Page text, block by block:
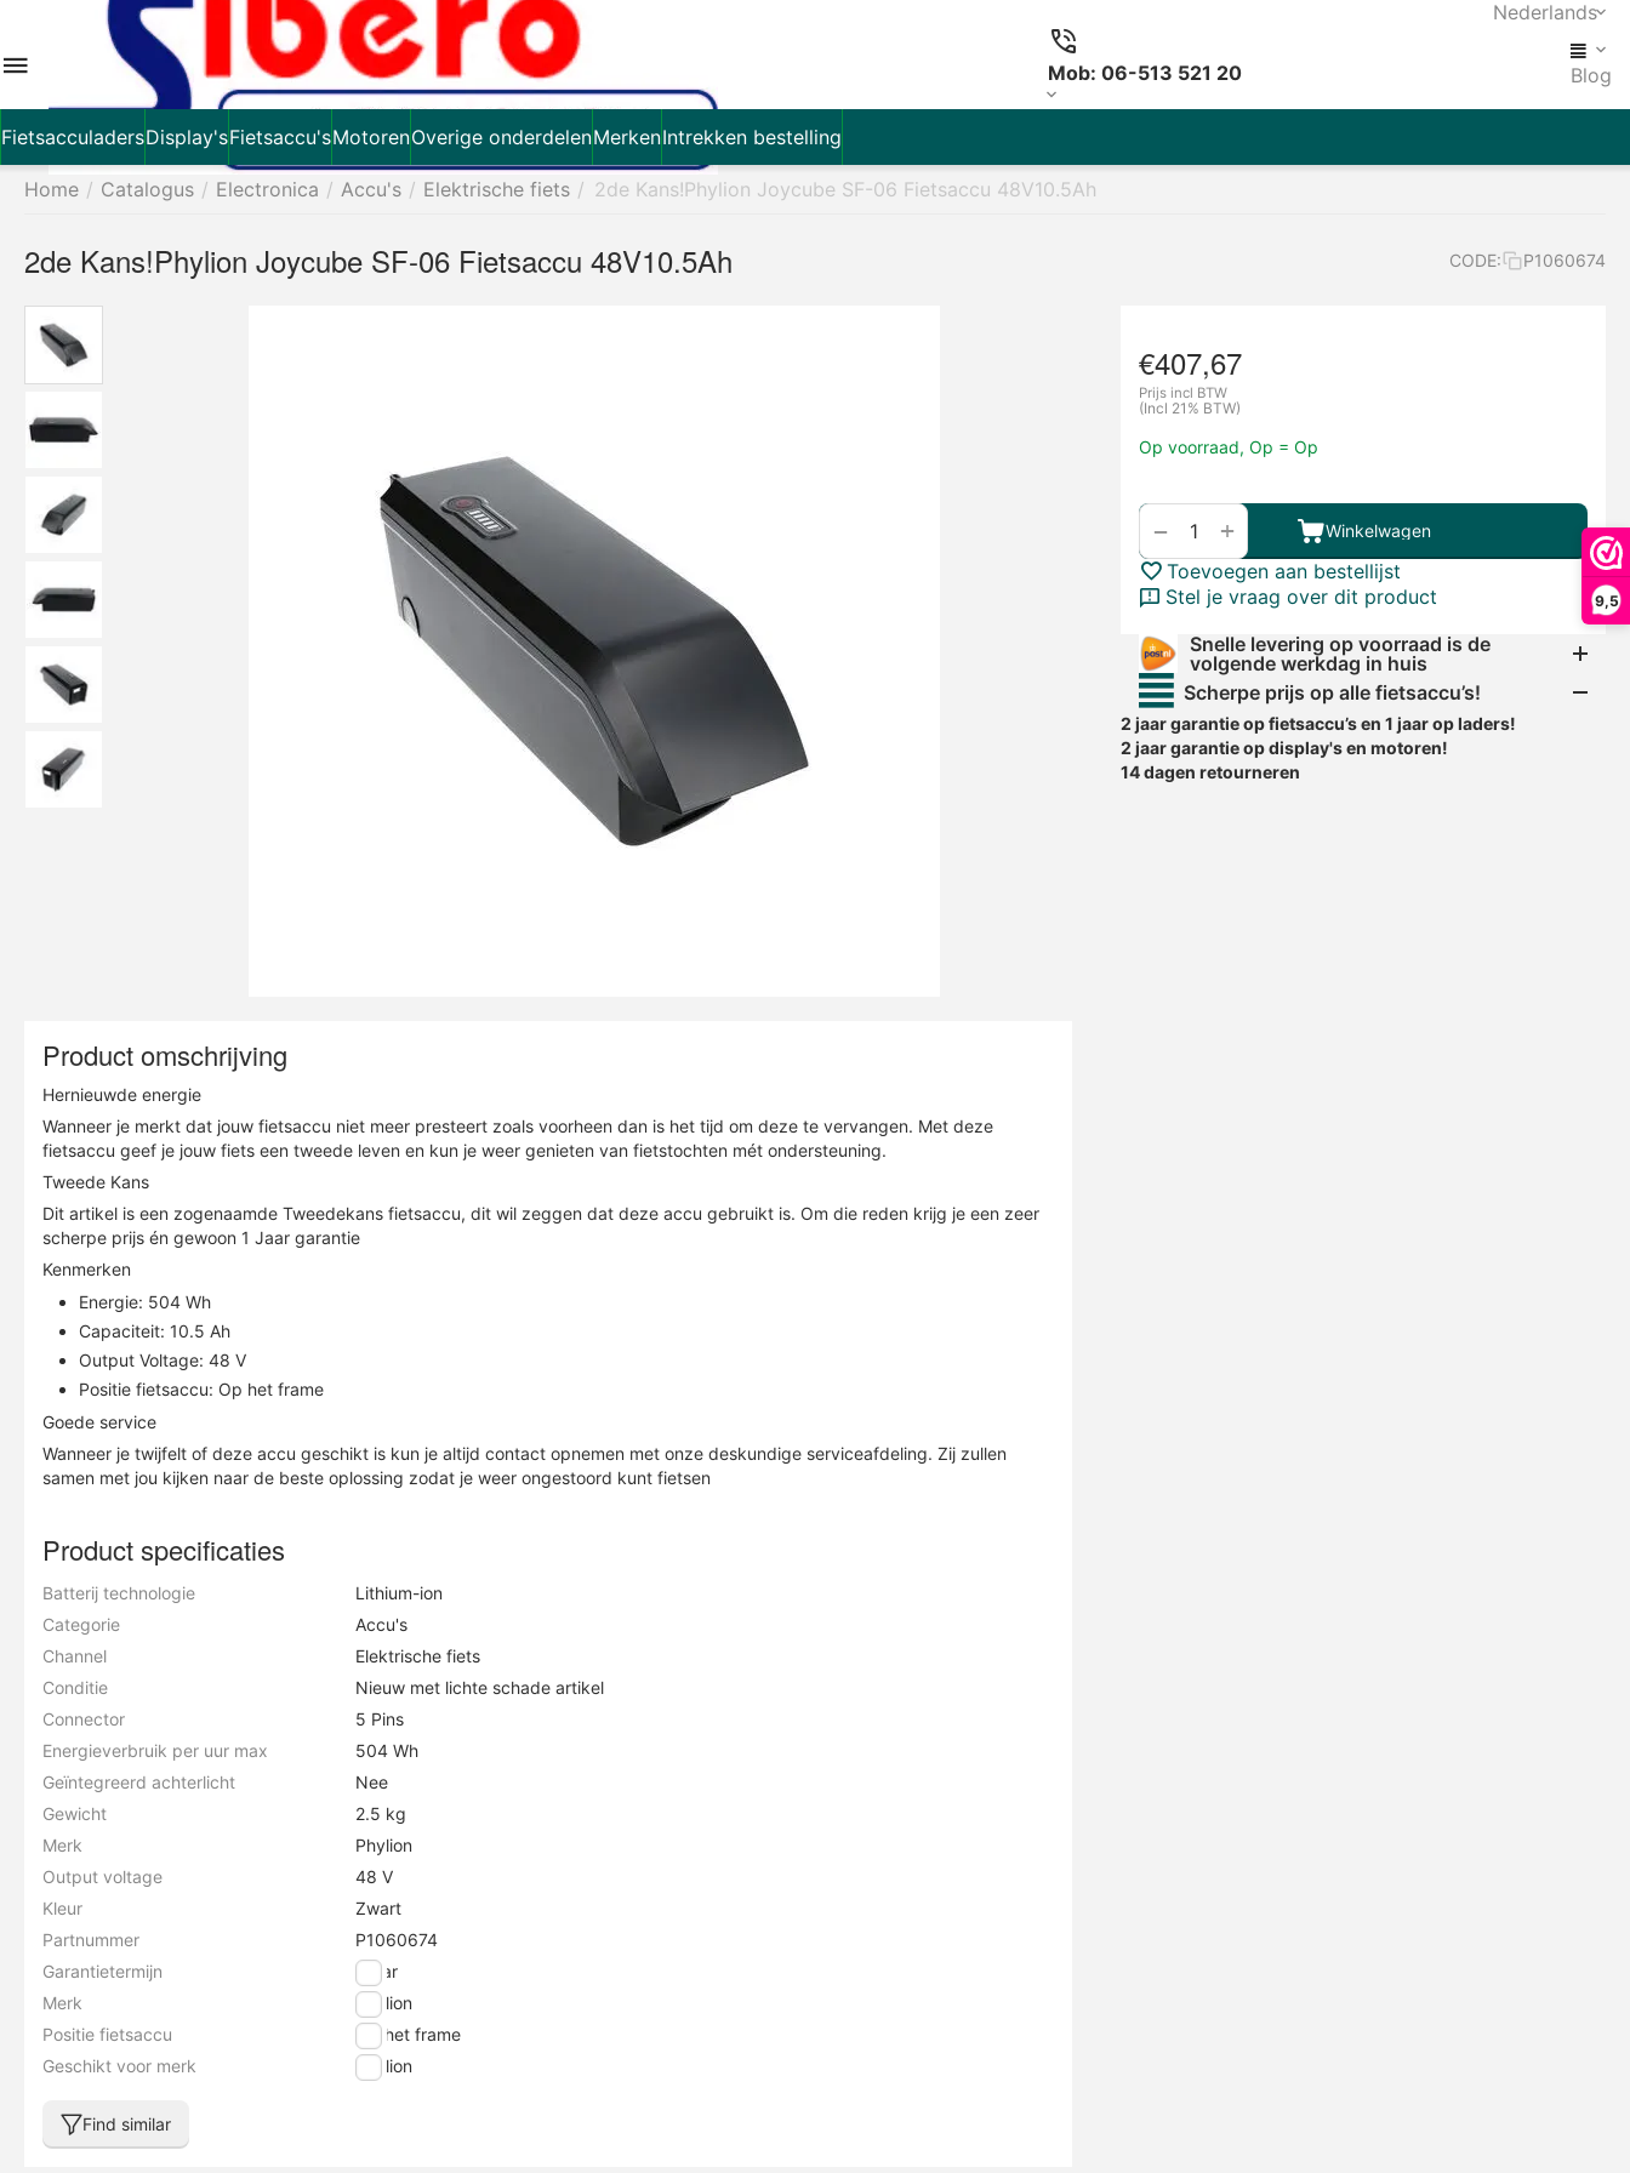
9,5
Nederlands
Mob: 06-513 521 20 Blog
FietsacculadersDisplay'sFietsaccu'sMotorenOverige onderdelenMerkenIntrekken bestelling
Home / Catalogus / Electronica / Accu's / Elektrische fiets / 2de Kans!Phylion Joycube SF-06 Fietsaccu 48V10.5Ah
2de Kans!Phylion Joycube SF-06 Fietsaccu 48V10.5Ah CODE: P1060674
€407,67
Prijs incl BTW
(Incl 21% BTW)
Op voorraad, Op = Op
+
− Winkelwagen
Toevoegen aan bestellijst
Stel je vraag over dit product
Snelle levering op voorraad is de
volgende werkdag in huis
Scherpe prijs op alle fietsaccu’s!
2 jaar garantie op fietsaccu’s en 1 jaar op laders!
2 jaar garantie op display's en motoren!
14 dagen retourneren
Product omschrijving
Hernieuwde energie
Wanneer je merkt dat jouw fietsaccu niet meer presteert zoals voorheen dan is het tijd om deze te vervangen. Met deze
fietsaccu geef je jouw fiets een tweede leven en kun je weer genieten van fietstochten mét ondersteuning.
Tweede Kans
Dit artikel is een zogenaamde Tweedekans fietsaccu, dit wil zeggen dat deze accu gebruikt is. Om die reden krijg je een zeer
scherpe prijs én gewoon 1 Jaar garantie
Kenmerken
Energie: 504 Wh
Capaciteit: 10.5 Ah
Output Voltage: 48 V
Positie fietsaccu: Op het frame
Goede service
Wanneer je twijfelt of deze accu geschikt is kun je altijd contact opnemen met onze deskundige serviceafdeling. Zij zullen
samen met jou kijken naar de beste oplossing zodat je weer ongestoord kunt fietsen
Product specificaties
Batterij technologie
Lithium-ion
Categorie
Accu's
Channel
Elektrische fiets
Conditie
Nieuw met lichte schade artikel
Connector
5 Pins
Energieverbruik per uur max
504 Wh
Geïntegreerd achterlicht
Nee
Gewicht
2.5 kg
Merk
Phylion
Output voltage
48 V
Kleur
Zwart
Partnummer
P1060674
Garantietermijn
1 jaar
Merk
Phylion
Positie fietsaccu
Op het frame
Geschikt voor merk
Phylion
Find similar